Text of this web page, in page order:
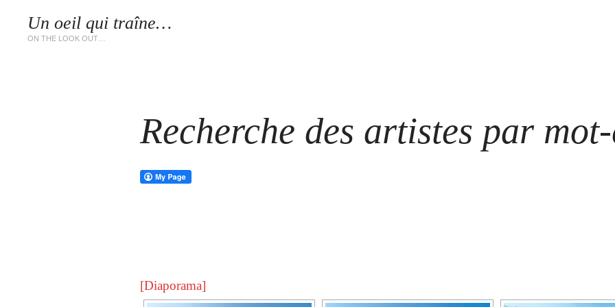
Un oeil qui traîne…
ON THE LOOK OUT…
Recherche des artistes par
[Diaporama]